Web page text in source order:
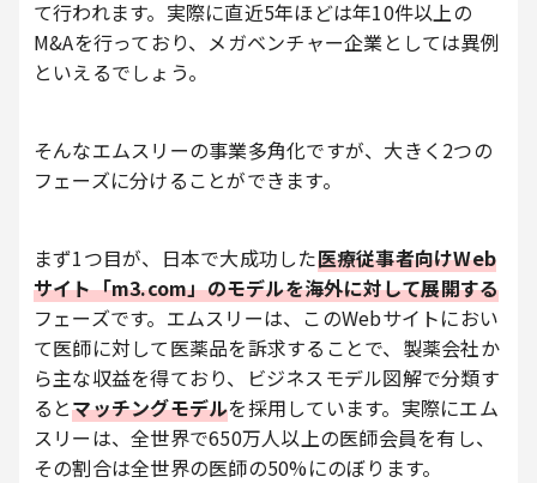
て行われます。実際に直近5年ほどは年10件以上の
M&Aを行っており、メガベンチャー企業としては異例
といえるでしょう。
そんなエムスリーの事業多角化ですが、大きく2つの
フェーズに分けることができます。
まず1つ目が、日本で大成功した医療従事者向けWeb
サイト「m3.com」のモデルを海外に対して展開する
フェーズです。エムスリーは、このWebサイトにおい
て医師に対して医薬品を訴求することで、製薬会社か
ら主な収益を得ており、ビジネスモデル図解で分類す
るとマッチングモデルを採用しています。実際にエム
スリーは、全世界で650万人以上の医師会員を有し、
その割合は全世界の医師の50%にのぼります。